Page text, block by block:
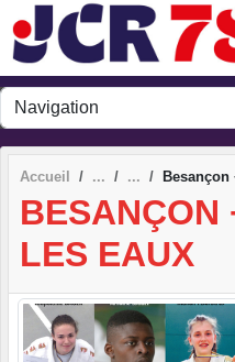
Accueil Besançon
BESANÇON
LES EAUX
Panneau de gestion des